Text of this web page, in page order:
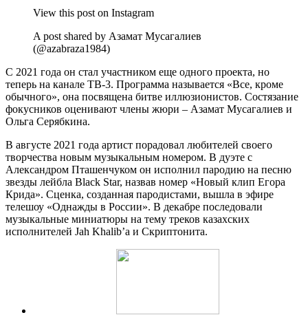
View this post on Instagram
A post shared by Азамат Мусагалиев
(@azabraza1984)
С 2021 года он стал участником еще одного проекта, но
теперь на канале ТВ-3. Программа называется «Все, кроме
обычного», она посвящена битве иллюзионистов. Состязание
фокусников оценивают члены жюри – Азамат Мусагалиев и
Ольга Серябкина.
В августе 2021 года артист порадовал любителей своего
творчества новым музыкальным номером. В дуэте с
Александром Пташенчуком он исполнил пародию на песню
звезды лейбла Black Star, назвав номер «Новый клип Егора
Крида». Сценка, созданная пародистами, вышла в эфире
телешоу «Однажды в России». В декабре последовали
музыкальные миниатюры на тему треков казахских
исполнителей Jah Khalib’а и Скриптонита.